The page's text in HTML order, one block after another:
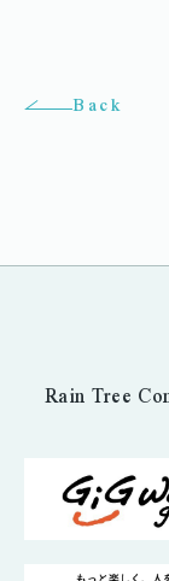
Back
Rain Tree